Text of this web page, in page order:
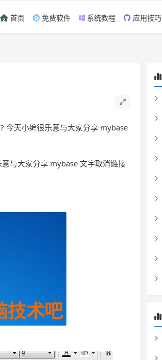
首页 免费软件 系统教程 应用技巧
今天小编很乐意与大家分享 mybase
与大家分享 mybase 文字取消链接